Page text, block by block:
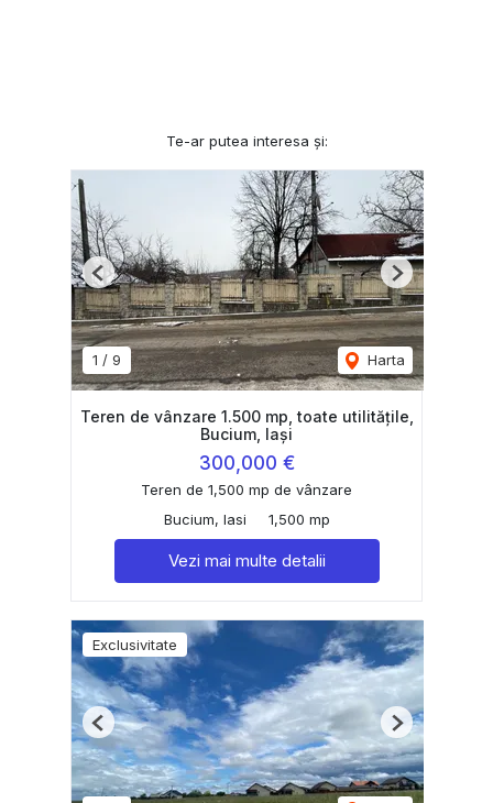
Te-ar putea interesa și:
1 / 9 Harta
Previous Next
Teren de vânzare 1.500 mp, toate utilitățile,
Bucium, Iași
300,000 €
Teren de 1,500 mp de vânzare
Bucium, Iasi
1,500 mp
Vezi mai multe detalii
Exclusivitate
Previous Next